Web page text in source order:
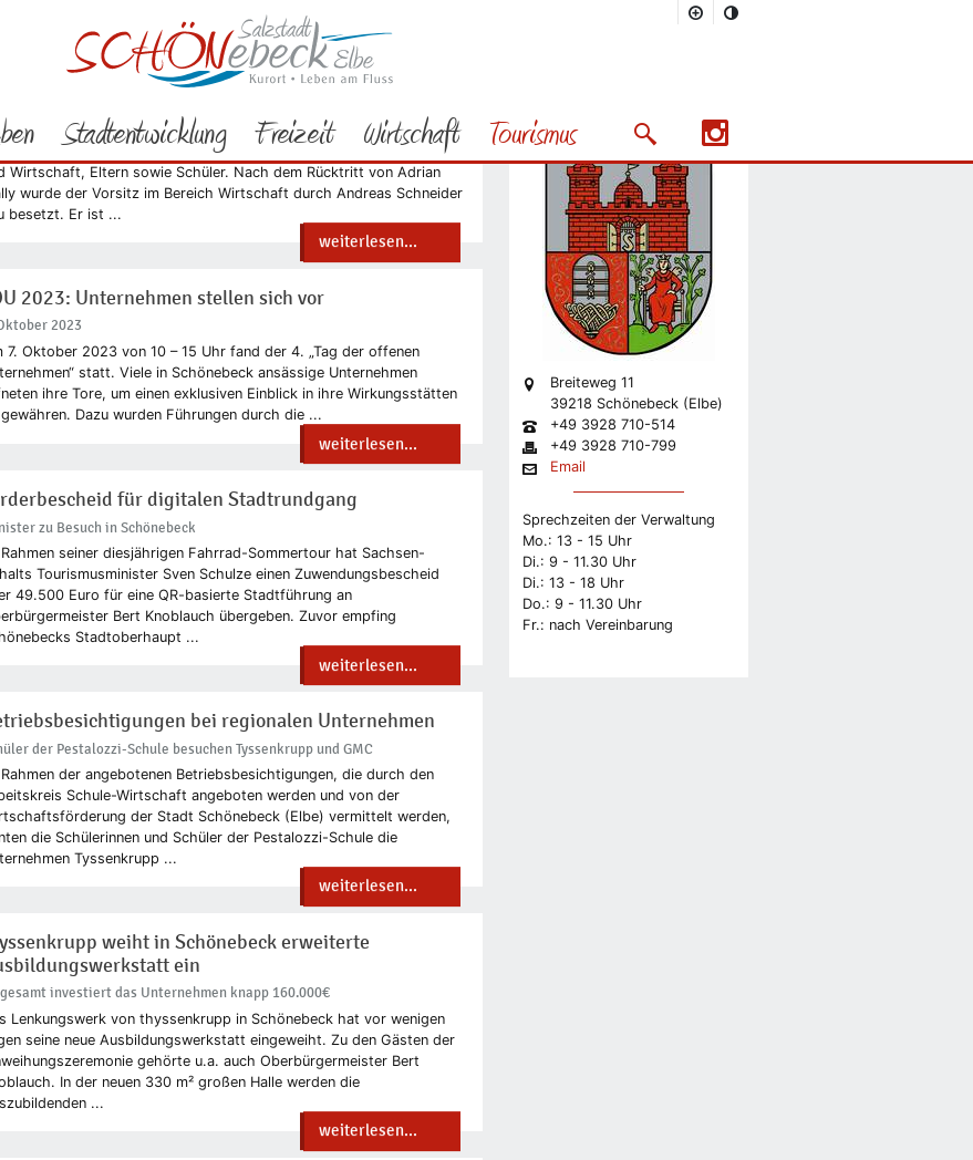
Stadtentwicklung Freizeit Wirtschaft Tourismus Suchmaske öffnen/schließen
Nächstes Bild
Nachrichten
Vorsitz durch Andreas Schneider
kurzem gab es das zweite Treffen des Arbeitskreises Schule-
Sachsen-Anhalt mit Teilnehmern aus den Bereichen Schule
Wirtschaft, Eltern sowie Schüler. Nach dem Rücktritt von Adrian
wurde der Vorsitz im Bereich Wirtschaft durch Andreas Schneider
besetzt. Er ist ...
weiterlesen...
2023: Unternehmen stellen sich vor
2023
7. Oktober 2023 von 10 – 15 Uhr fand der 4. „Tag der offenen
statt. Viele in Schönebeck ansässige Unternehmen
ihre Tore, um einen exklusiven Einblick in ihre Wirkungsstätten
Dazu wurden Führungen durch die ...
weiterlesen...
für digitalen Stadtrundgang
zu Besuch in Schönebeck
Rahmen seiner diesjährigen Fahrrad-Sommertour hat Sachsen-
Tourismusminister Sven Schulze einen Zuwendungsbescheid
49.500 Euro für eine QR-basierte Stadtführung an
Bert Knoblauch übergeben. Zuvor empfing
Stadtoberhaupt ...
weiterlesen...
bei regionalen Unternehmen
der Pestalozzi-Schule besuchen Tyssenkrupp und GMC
Rahmen der angebotenen Betriebsbesichtigungen, die durch den
Schule-Wirtschaft angeboten werden und von der
der Stadt Schönebeck (Elbe) vermittelt werden,
die Schülerinnen und Schüler der Pestalozzi-Schule die
Tyssenkrupp ...
weiterlesen...
weiht in Schönebeck erweiterte
ein
investiert das Unternehmen knapp 160.000€
Lenkungswerk von thyssenkrupp in Schönebeck hat vor wenigen
seine neue Ausbildungswerkstatt eingeweiht. Zu den Gästen der
gehörte u.a. auch Oberbürgermeister Bert
In der neuen 330 m² großen Halle werden die
...
weiterlesen...
Wirtschaftsförderung
Breiteweg 11
39218 Schönebeck (Elbe)
+49 3928 710-514
+49 3928 710-799
Email
Sprechzeiten der Verwaltung
Mo.: 13 - 15 Uhr
Di.: 9 - 11.30 Uhr
Di.: 13 - 18 Uhr
Do.: 9 - 11.30 Uhr
Fr.: nach Vereinbarung